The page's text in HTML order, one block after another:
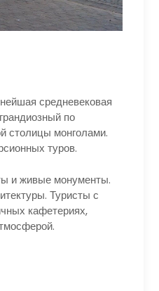
средневековая
по
столицы монголами.
туров.
и живые монументы.
Туристы с
кафетериях,